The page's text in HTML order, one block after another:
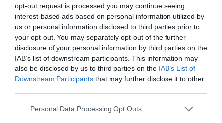
opt-out request is processed you may continue seeing
interest-based ads based on personal information utilized by
us or personal information disclosed to third parties prior to
your opt-out. You may separately opt-out of the further
disclosure of your personal information by third parties on the
IAB’s list of downstream participants. This information may
also be disclosed by us to third parties on the IAB’s List of
Downstream Participants that may further disclose it to other
Personal Data Processing Opt Outs
Stime: 25 Commenti: 12
Ti stimo fratella
Link
Salva